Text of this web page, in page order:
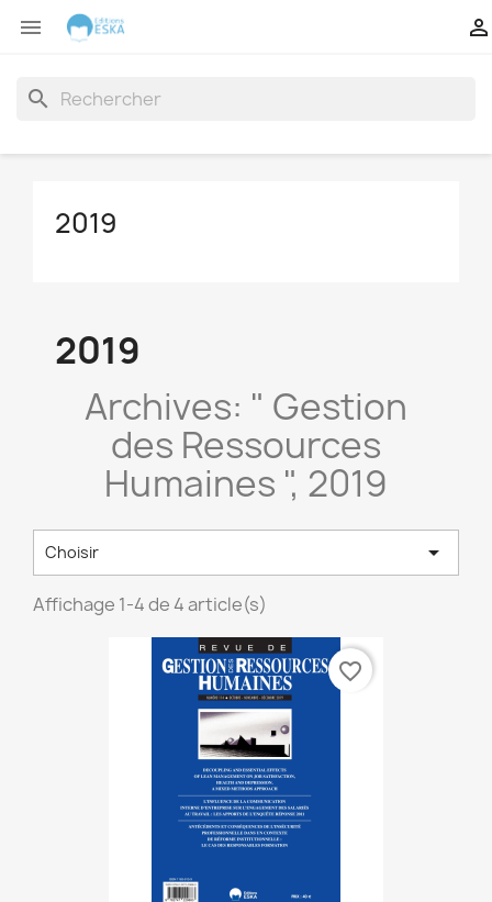
 
search
2019
2019
Archives: " Gestion
des Ressources
Humaines ", 2019
Choisir 
Affichage 1-4 de 4 article(s)
favorite_border